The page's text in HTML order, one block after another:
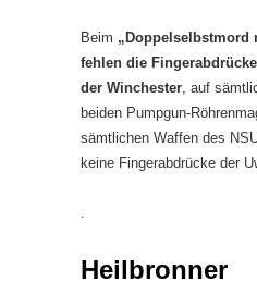
Beim „Doppelselbstmord
fehlen die
der Winchester, auf
beiden Pumpgun-
sämtlichen Waffen des
keine Fingerabdrücke der
.
Heilbronner